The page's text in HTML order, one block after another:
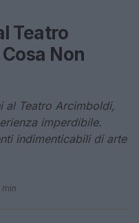
Teatro
Non
al Teatro Arcimboldi,
imperdibile.
indimenticabili di arte
min